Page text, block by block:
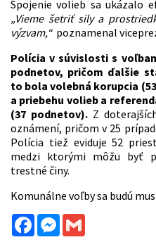
Spojenie volieb sa ukázalo
„Vieme šetriť sily a
výzvam,“ poznamenal
Polícia v súvislosti s
podnetov, pričom ďalšie
to bola volebná korupcia
a priebehu volieb a
(37 podnetov).Z
oznámení, pričom v 25
Polícia tiež eviduje 52
medzi ktorými môžu byť
trestné činy.
Komunálne voľby sa budú
FacebookMessenger